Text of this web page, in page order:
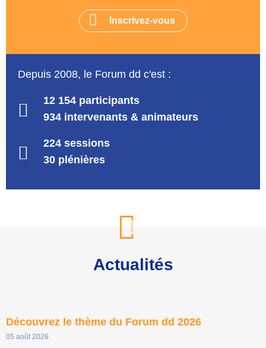
Inscrivez-vous
Depuis 2008, le Forum dd c'est :
12 154 participants
934 intervenants & animateurs
224 sessions
30 plénières
Actualités
Découvrez le thème du Forum dd 2026
05 août 2026